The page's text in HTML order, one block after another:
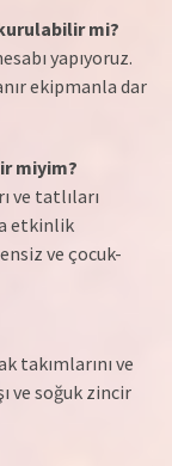
mi?
yapıyoruz.
ekipmanla dar
miyim?
ve tatlıları
etkinlik
ve çocuk-
takımlarını ve
ve soğuk zincir